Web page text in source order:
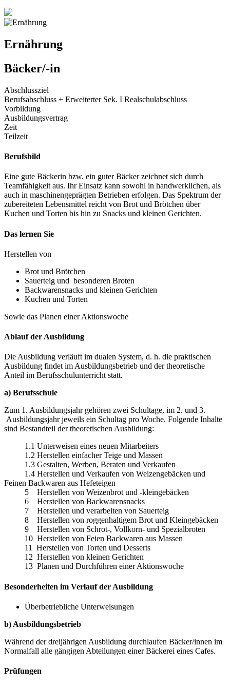
Ernährung
Bäcker/-in
Abschlussziel
Berufsabschluss + Erweiterter Sek. I Realschulabschluss
Vorbildung
Ausbildungsvertrag
Zeit
Teilzeit
Berufsbild
Eine gute Bäckerin bzw. ein guter Bäcker zeichnet sich durch
Teamfähigkeit aus. Ihr Einsatz kann sowohl in handwerklichen, als
auch in maschinengeprägten Betrieben erfolgen. Das Spektrum der
zubereiteten Lebensmittel reicht von Brot und Brötchen über
Kuchen und Torten bis hin zu Snacks und kleinen Gerichten.
Das lernen Sie
Herstellen von
Brot und Brötchen
Sauerteig und besonderen Broten
Backwarensnacks und kleinen Gerichten
Kuchen und Torten
Sowie das Planen einer Aktionswoche
Ablauf der Ausbildung
Die Ausbildung verläuft im dualen System, d. h. die praktischen
Ausbildung findet im Ausbildungsbetrieb und der theoretische
Anteil im Berufsschulunterricht statt.
a) Berufsschule
Zum 1. Ausbildungsjahr gehören zwei Schultage, im 2. und 3.
Ausbildungsjahr jeweils ein Schultag pro Woche. Folgende Inhalte
sind Bestandteil der theoretischen Ausbildung:
1.1 Unterweisen eines neuen Mitarbeiters
1.2 Herstellen einfacher Teige und Massen
1.3 Gestalten, Werben, Beraten und Verkaufen
1.4 Herstellen und Verkaufen von Weizengebäcken und
Feinen Backwaren aus Hefeteigen
5 Herstellen von Weizenbrot und -kleingebäcken
6 Herstellen von Backwarensnacks
7 Herstellen und verarbeiten von Sauerteig
8 Herstellen von roggenhaltigem Brot und Kleingebäcken
9 Herstellen von Schrot-, Vollkorn- und Spezialbroten
10 Herstellen von Feien Backwaren aus Massen
11 Herstellen von Torten und Desserts
12 Herstellen von kleinen Gerichten
13 Planen und Durchführen einer Aktionswoche
Besonderheiten im Verlauf der Ausbildung
Überbetriebliche Unterweisungen
b) Ausbildungsbetrieb
Während der dreijährigen Ausbildung durchlaufen Bäcker/innen im
Normalfall alle gängigen Abteilungen einer Bäckerei eines Cafes.
Prüfungen